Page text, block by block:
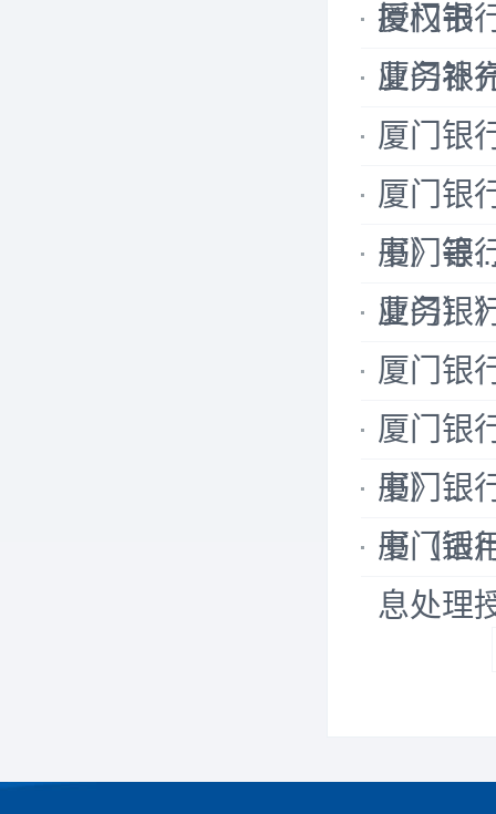
授权书
厦门银
业务补
厦门银
厦门银
厦门银
书》等
厦门银
业务）
厦门银
厦门银
厦门银
书》...
厦门银
书（适
厦门银
息处理